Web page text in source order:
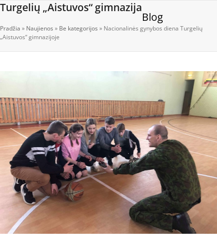
Skip
content
Turgelių „Aistuvos“ gimnazija
Open
mobile
menu
Close
mobile
menu
Blog
Pradžia » Naujienos » Be kategorijos » Nacionalinės gynybos diena Turgelių
„Aistuvos“ gimnazijoje